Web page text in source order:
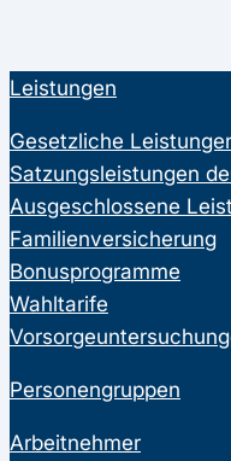
Leistungen
Gesetzliche
Satzungsleistungen
Ausgeschlossene
Familienversicherung
Bonusprogramme
Wahltarife
Personengruppen
Arbeitnehmer